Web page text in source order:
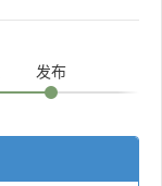
发布